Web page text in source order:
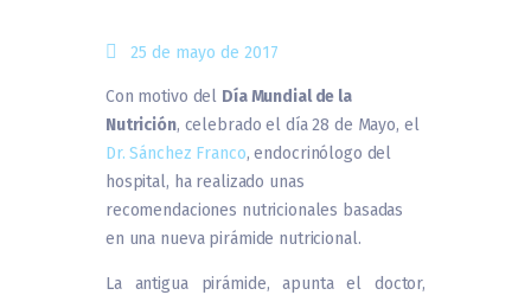
25 de mayo de 2017
Con motivo del Día Mundial de la
Nutrición, celebrado el día 28 de Mayo, el
Dr. Sánchez Franco, endocrinólogo del
hospital, ha realizado unas
recomendaciones nutricionales basadas
en una nueva pirámide nutricional.
La antigua pirámide, apunta el doctor,